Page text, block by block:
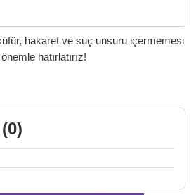
hakaret ve suç unsuru içermemesi
hatırlatırız!
0)